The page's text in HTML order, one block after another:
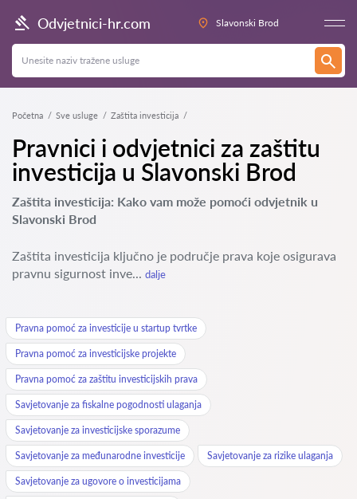
Odvjetnici-hr.com Slavonski Brod
Početna Sve usluge Zaštita investicija
Pravnici i odvjetnici za zaštitu
investicija u Slavonski Brod
Zaštita investicija: Kako vam može pomoći odvjetnik u
Slavonski Brod
Zaštita investicija ključno je područje prava koje osigurava
pravnu sigurnost inve... dalje
Pravna pomoć za investicije u startup tvrtke
Pravna pomoć za investicijske projekte
Pravna pomoć za zaštitu investicijskih prava
Savjetovanje za fiskalne pogodnosti ulaganja
Savjetovanje za investicijske sporazume
Savjetovanje za međunarodne investicije Savjetovanje za rizike ulaganja
Savjetovanje za ugovore o investicijama